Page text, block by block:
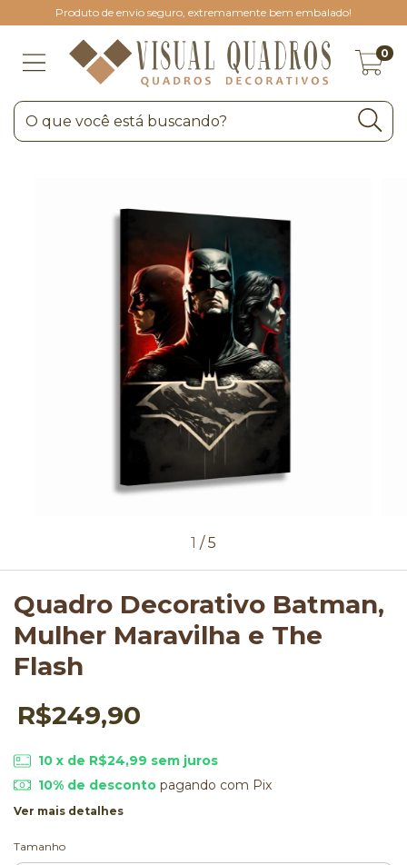
Produto de envio seguro, extremamente bem embalado!
0
1 /5
Quadro Decorativo Batman,
Mulher Maravilha e The
Flash
R$249,90
10 x de R$24,99 sem juros
10% de descontopagando com Pix
Ver mais detalhes
Tamanho